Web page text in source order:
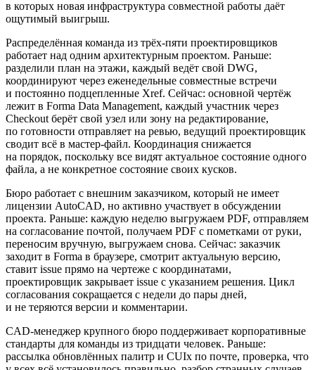
в которых новая инфраструктура совместной работы даёт
ощутимый выигрыш.
Распределённая команда из трёх-пяти проектировщиков
работает над одним архитектурным проектом. Раньше:
разделили план на этажи, каждый ведёт свой DWG,
координируют через еженедельные совместные встречи
и постоянно подцепленные Xref. Сейчас: основной чертёж
лежит в Forma Data Management, каждый участник через
Checkout берёт свой узел или зону на редактирование,
по готовности отправляет на ревью, ведущий проектировщик
сводит всё в мастер-файл. Координация снижается
на порядок, поскольку все видят актуальное состояние одного
файла, а не конкретное состояние своих кусков.
Бюро работает с внешним заказчиком, который не имеет
лицензии AutoCAD, но активно участвует в обсуждении
проекта. Раньше: каждую неделю выгружаем PDF, отправляем
на согласование почтой, получаем PDF с пометками от руки,
переносим вручную, выгружаем снова. Сейчас: заказчик
заходит в Forma в браузере, смотрит актуальную версию,
ставит issue прямо на чертеже с координатами,
проектировщик закрывает issue с указанием решения. Цикл
согласования сокращается с недели до пары дней,
и не теряются версии и комментарии.
CAD-менеджер крупного бюро поддерживает корпоративные
стандарты для команды из тридцати человек. Раньше:
рассылка обновлённых палитр и CUIx по почте, проверка, что